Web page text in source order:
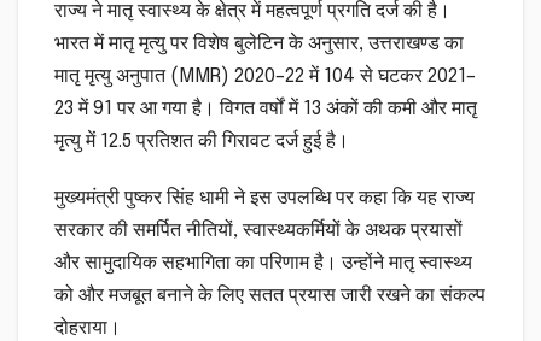
राज्य ने मातृ स्वास्थ्य के क्षेत्र में महत्वपूर्ण प्रगति दर्ज की है।
भारत में मातृ मृत्यु पर विशेष बुलेटिन के अनुसार, उत्तराखण्ड का
मातृ मृत्यु अनुपात (MMR) 2020–22 में 104 से घटकर 2021–
23 में 91 पर आ गया है। विगत वर्षों में 13 अंकों की कमी और मातृ
मृत्यु में 12.5 प्रतिशत की गिरावट दर्ज हुई है।
मुख्यमंत्री पुष्कर सिंह धामी ने इस उपलब्धि पर कहा कि यह राज्य
सरकार की समर्पित नीतियों, स्वास्थ्यकर्मियों के अथक प्रयासों
और सामुदायिक सहभागिता का परिणाम है। उन्होंने मातृ स्वास्थ्य
को और मजबूत बनाने के लिए सतत प्रयास जारी रखने का संकल्प
दोहराया।